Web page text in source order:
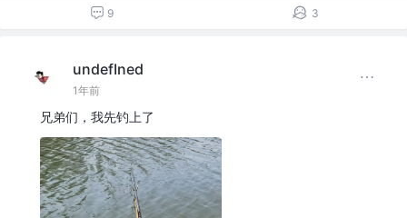
9 3
undefIned
1年前
兄弟们，我先钓上了